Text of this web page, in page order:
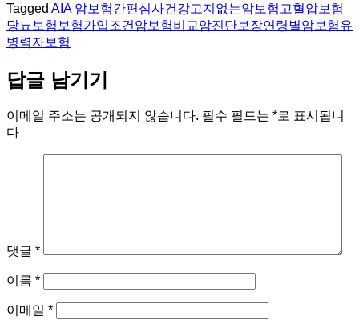
Tagged AIA 암보험간편심사건강고지없는암보험 고혈압보험
당뇨보험 보험가입조건 암보험비교암진단보장연령별암보험유
병력자보험
답글 남기기
이메일 주소는 공개되지 않습니다. 필수 필드는 *로 표시됩니
다
댓글 *
이름 *
이메일 *